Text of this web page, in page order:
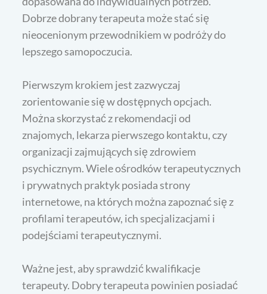
Dobrze dobrany terapeuta może stać się
nieocenionym przewodnikiem w podróży do
lepszego samopoczucia.
Pierwszym krokiem jest zazwyczaj
zorientowanie się w dostępnych opcjach.
Można skorzystać z rekomendacji od
znajomych, lekarza pierwszego kontaktu, czy
organizacji zajmujących się zdrowiem
psychicznym. Wiele ośrodków terapeutycznych
i prywatnych praktyk posiada strony
internetowe, na których można zapoznać się z
profilami terapeutów, ich specjalizacjami i
podejściami terapeutycznymi.
Ważne jest, aby sprawdzić kwalifikacje
terapeuty. Dobry terapeuta powinien posiadać